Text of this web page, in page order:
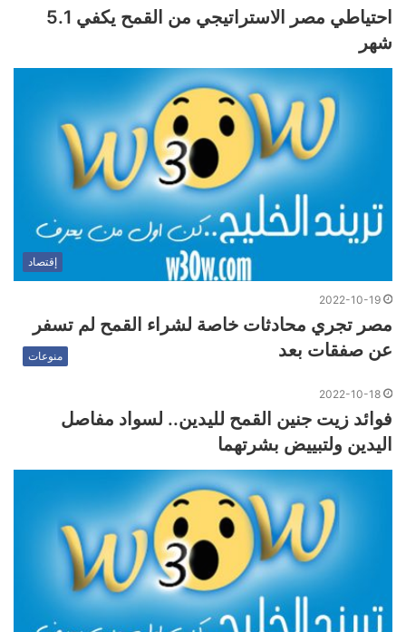
احتياطي مصر الاستراتيجي من القمح يكفي 5.1
شهر
إقتصاد
2022-10-19
مصر تجري محادثات خاصة لشراء القمح لم تسفر
عن صفقات بعد
منوعات
2022-10-18
فوائد زيت جنين القمح لليدين.. لسواد مفاصل
اليدين ولتبييض بشرتهما